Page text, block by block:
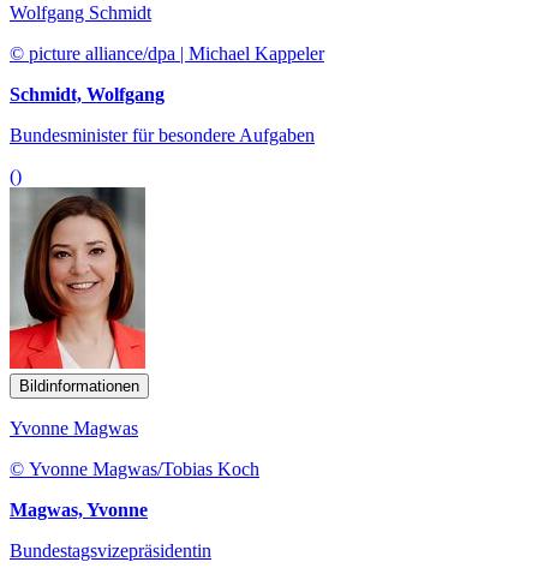
Wolfgang Schmidt
© picture alliance/dpa | Michael Kappeler
Schmidt, Wolfgang
Bundesminister für besondere Aufgaben
()
Bildinformationen
Yvonne Magwas
© Yvonne Magwas/Tobias Koch
Magwas, Yvonne
Bundestagsvizepräsidentin